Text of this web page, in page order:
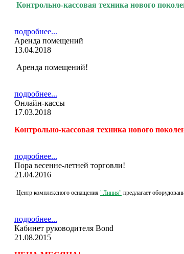
Контрольно-кассовая техника нового
подробнее...
Аренда помещений
13.04.2018
Аренда помещений!
подробнее...
Онлайн-кассы
17.03.2018
Контрольно-кассовая техника нового
подробнее...
Пора весенне-летней торговли!
21.04.2016
Центр комплексного оснащения "Линия"предлагает
подробнее...
Кабинет руководителя Bond
21.08.2015